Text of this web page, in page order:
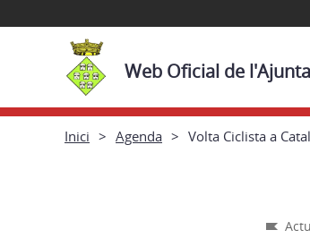
Web Oficial de
Inici Agenda Volta Ciclista a